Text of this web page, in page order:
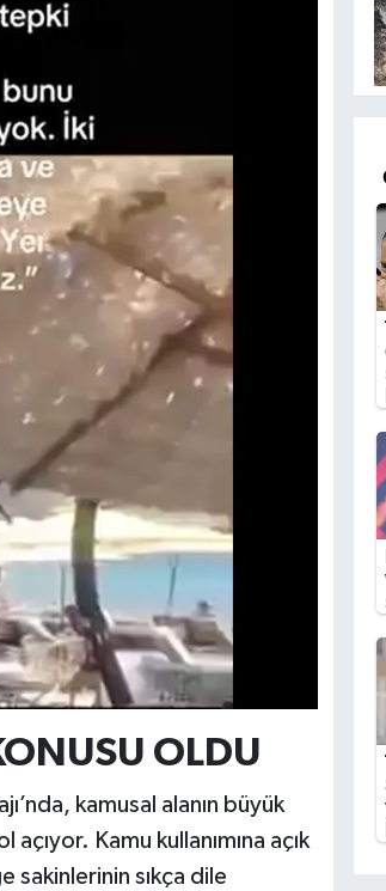
OLDU
kamusal alanın büyük
Kamu kullanımına açık
sakinlerinin sıkça dile